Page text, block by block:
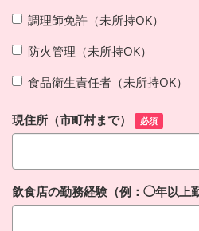
調理師免許（未所持OK）
防火管理（未所持OK）
食品衛生責任者（未所持OK）
現住所（市町村まで） 必須
飲食店の勤務経験（例：◯年以上